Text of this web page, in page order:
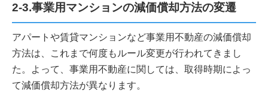
2-3.事業用マンションの減価償却方法の変遷
アパートや賃貸マンションなど事業用不動産の減価償却
方法は、これまで何度もルール変更が行われてきまし
た。よって、事業用不動産に関しては、取得時期によっ
て減価償却方法が異なります。